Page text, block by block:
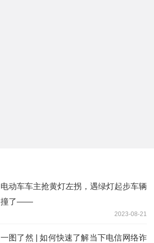
电动车车主抢黄灯左拐，遇绿灯起步车辆
撞了——
2023-08-21
一图了然 | 如何快速了解当下电信网络诈